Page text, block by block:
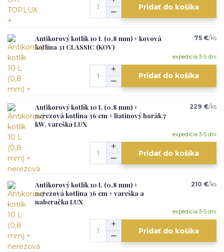
Pridať do košíka
Antikorový kotlík 10 L (0,8 mm) + kovová
kotlina 31 CLASSIC (KOV)
75 €/ks
expedícia 3-5 dní
Pridať do košíka
Antikorový kotlík 10 L (0,8 mm) +
nerezová kotlina 36 cm + liatinový horák 7
kW, vareška LUX
229 €/ks
expedícia 3-5 dní
Pridať do košíka
Antikorový kotlík 10 L (0,8 mm) +
nerezová kotlina 36 cm + vareška a
naberačka LUX
210 €/ks
expedícia 3-5 dní
Pridať do košíka